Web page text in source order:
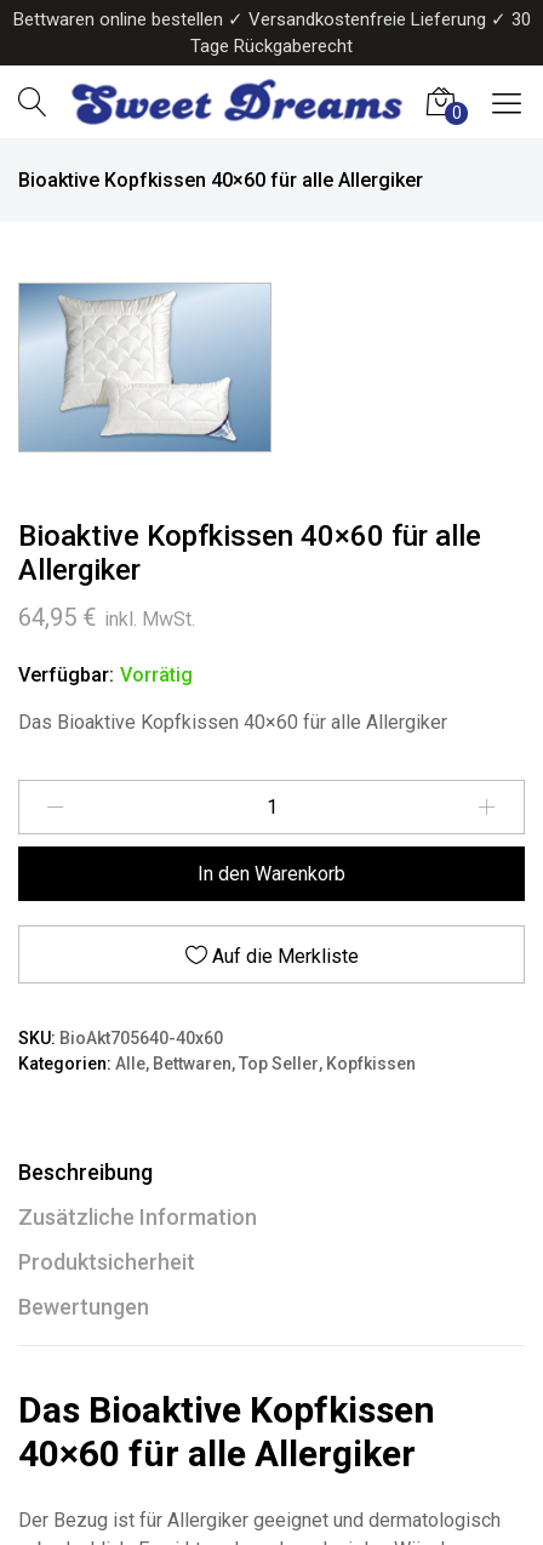
Bettwaren online bestellen ✓ Versandkostenfreie Lieferung ✓ 30
Tage Rückgaberecht
0
Bioaktive Kopfkissen 40×60 für alle Allergiker
Bioaktive Kopfkissen 40×60 für alle
Allergiker
64,95 € inkl. MwSt.
Verfügbar: Vorrätig
Das Bioaktive Kopfkissen 40×60 für alle Allergiker
In den Warenkorb
Auf die Merkliste
SKU: BioAkt705640-40x60
Kategorien: Alle, Bettwaren,Top Seller, Kopfkissen
Beschreibung
Zusätzliche Information
Produktsicherheit
Bewertungen
Das Bioaktive Kopfkissen
40×60 für alle Allergiker
Der Bezug ist für Allergiker geeignet und dermatologisch